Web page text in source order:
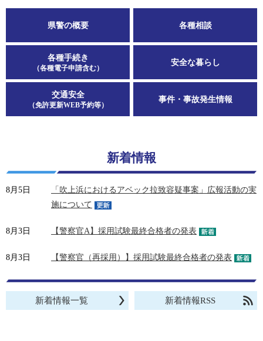
県警の概要 各種相談
各種手続き
（各種電子申請含む）
安全な暮らし
交通安全
（免許更新WEB予約等）
事件・事故発生情報
新着情報
8月5日
「吹上浜におけるアベック拉致容疑事案」広報活動の実
施について
8月3日 【警察官A】採用試験最終合格者の発表
8月3日 【警察官（再採用）】採用試験最終合格者の発表
新着情報一覧 新着情報RSS